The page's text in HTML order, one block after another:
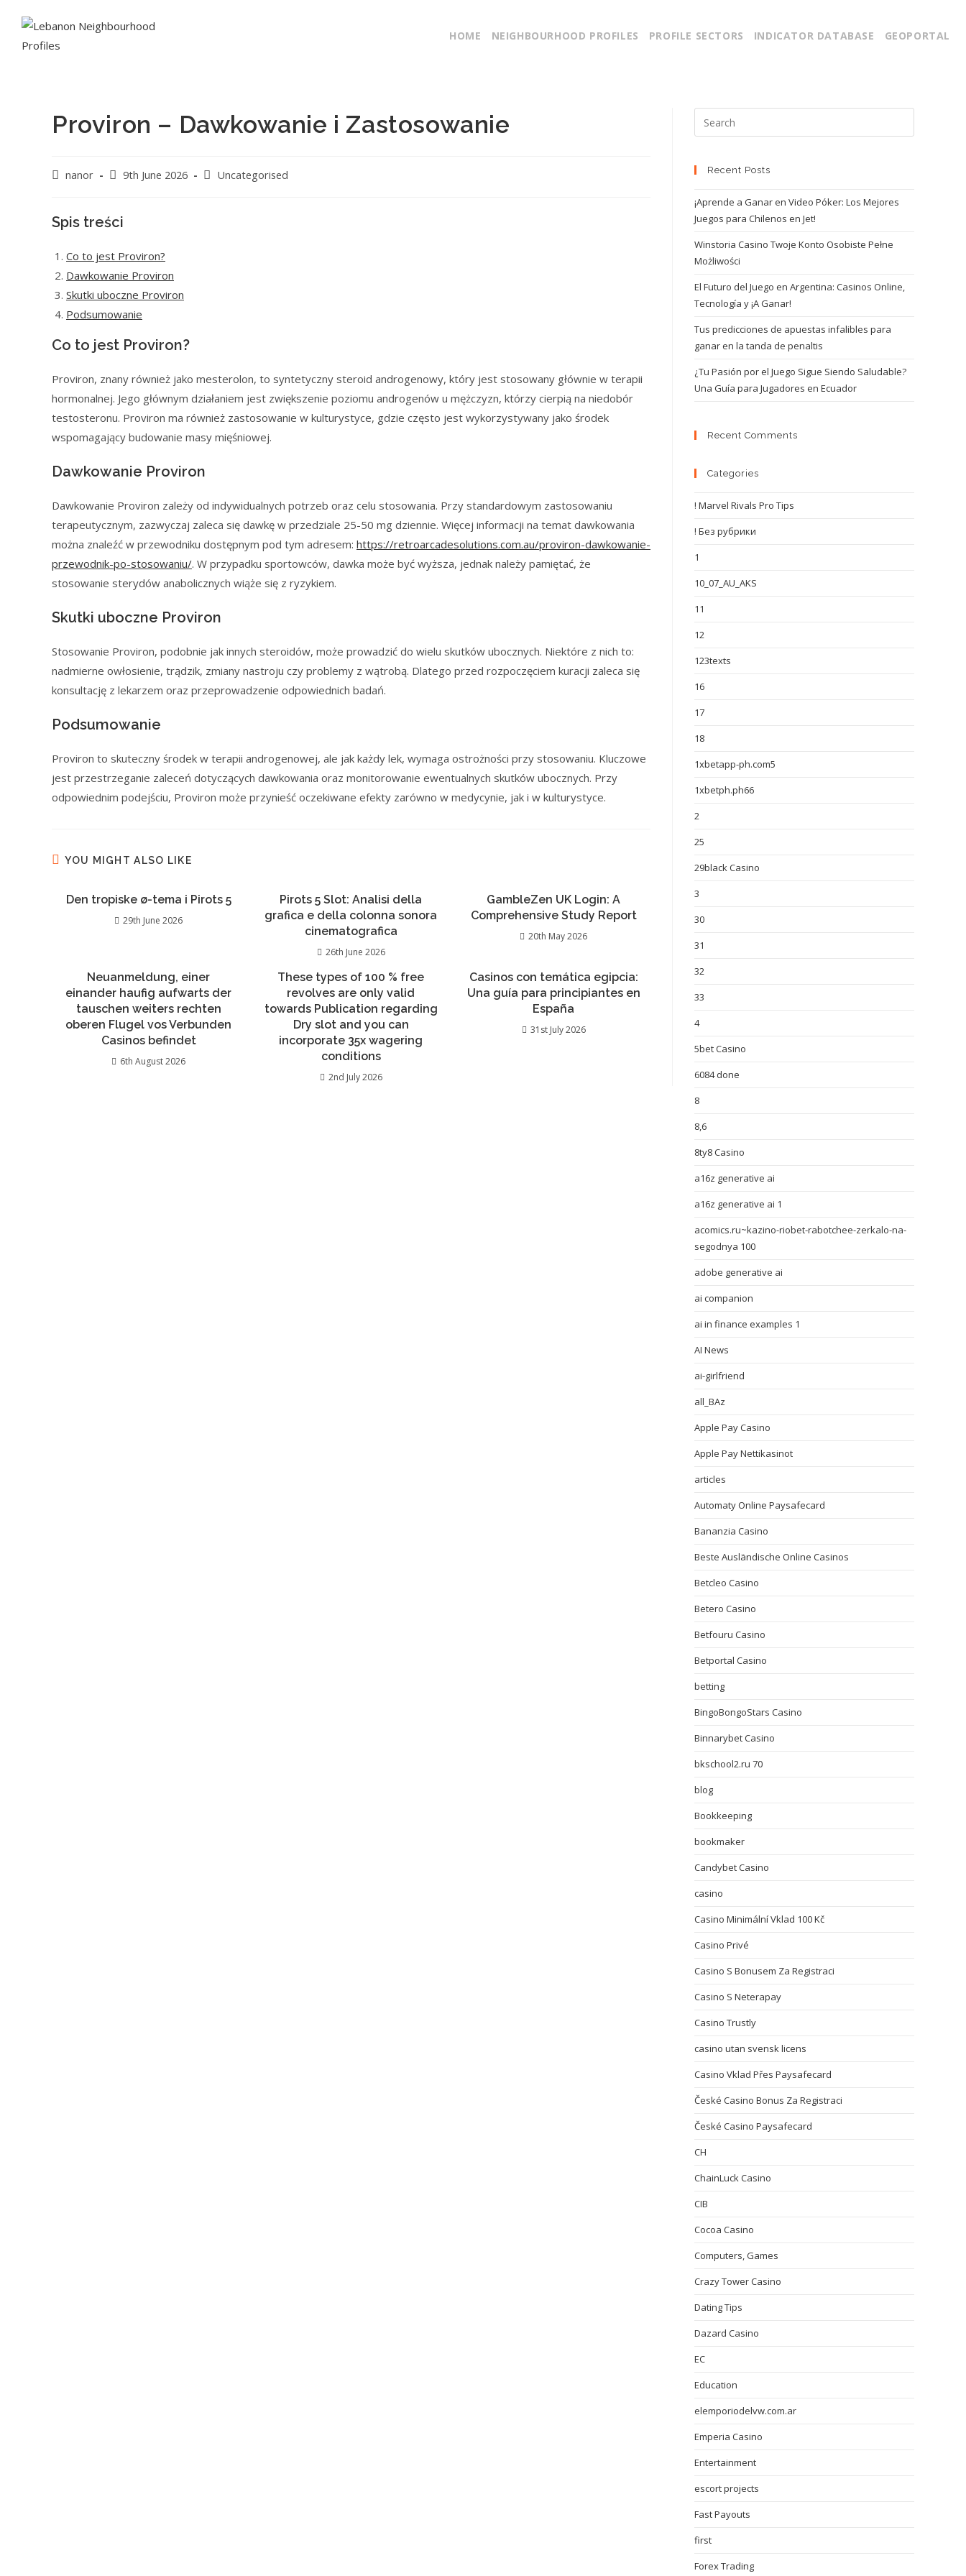
HOME NEIGHBOURHOOD PROFILES PROFILE SECTORS INDICATOR DATABASE GEOPORTAL
Proviron – Dawkowanie i Zastosowanie
nanor 9th June 2026 Uncategorised
Spis treści
Co to jest Proviron?
Dawkowanie Proviron
Skutki uboczne Proviron
Podsumowanie
Co to jest Proviron?
Proviron, znany również jako mesterolon, to syntetyczny steroid androgenowy, który jest stosowany głównie w terapii
hormonalnej. Jego głównym działaniem jest zwiększenie poziomu androgenów u mężczyzn, którzy cierpią na niedobór
testosteronu. Proviron ma również zastosowanie w kulturystyce, gdzie często jest wykorzystywany jako środek
wspomagający budowanie masy mięśniowej.
Dawkowanie Proviron
Dawkowanie Proviron zależy od indywidualnych potrzeb oraz celu stosowania. Przy standardowym zastosowaniu
terapeutycznym, zazwyczaj zaleca się dawkę w przedziale 25-50 mg dziennie. Więcej informacji na temat dawkowania
można znaleźć w przewodniku dostępnym pod tym adresem: https://retroarcadesolutions.com.au/proviron-dawkowanie-
przewodnik-po-stosowaniu/. W przypadku sportowców, dawka może być wyższa, jednak należy pamiętać, że
stosowanie sterydów anabolicznych wiąże się z ryzykiem.
Skutki uboczne Proviron
Stosowanie Proviron, podobnie jak innych steroidów, może prowadzić do wielu skutków ubocznych. Niektóre z nich to:
nadmierne owłosienie, trądzik, zmiany nastroju czy problemy z wątrobą. Dlatego przed rozpoczęciem kuracji zaleca się
konsultację z lekarzem oraz przeprowadzenie odpowiednich badań.
Podsumowanie
Proviron to skuteczny środek w terapii androgenowej, ale jak każdy lek, wymaga ostrożności przy stosowaniu. Kluczowe
jest przestrzeganie zaleceń dotyczących dawkowania oraz monitorowanie ewentualnych skutków ubocznych. Przy
odpowiednim podejściu, Proviron może przynieść oczekiwane efekty zarówno w medycynie, jak i w kulturystyce.
YOU MIGHT ALSO LIKE
Den tropiske ø-tema i Pirots 5
29th June 2026
Pirots 5 Slot: Analisi della
grafica e della colonna sonora
cinematografica
26th June 2026
GambleZen UK Login: A
Comprehensive Study Report
20th May 2026
Neuanmeldung, einer
einander haufig aufwarts der
tauschen weiters rechten
oberen Flugel vos Verbunden
Casinos befindet
6th August 2026
These types of 100 % free
revolves are only valid
towards Publication regarding
Dry slot and you can
incorporate 35x wagering
conditions
2nd July 2026
Casinos con temática egipcia:
Una guía para principiantes en
España
31st July 2026
Recent Posts
¡Aprende a Ganar en Video Póker: Los Mejores
Juegos para Chilenos en Jet!
Winstoria Casino Twoje Konto Osobiste Pełne
Możliwości
El Futuro del Juego en Argentina: Casinos Online,
Tecnología y ¡A Ganar!
Tus predicciones de apuestas infalibles para
ganar en la tanda de penaltis
¿Tu Pasión por el Juego Sigue Siendo Saludable?
Una Guía para Jugadores en Ecuador
Recent Comments
Categories
! Marvel Rivals Pro Tips
! Без рубрики
1
10_07_AU_AKS
11
12
123texts
16
17
18
1xbetapp-ph.com5
1xbetph.ph66
2
25
29black Casino
3
30
31
32
33
4
5bet Casino
6084 done
8
8,6
8ty8 Casino
a16z generative ai
a16z generative ai 1
acomics.ru~kazino-riobet-rabotchee-zerkalo-na-
segodnya 100
adobe generative ai
ai companion
ai in finance examples 1
AI News
ai-girlfriend
all_BAz
Apple Pay Casino
Apple Pay Nettikasinot
articles
Automaty Online Paysafecard
Bananzia Casino
Beste Ausländische Online Casinos
Betcleo Casino
Betero Casino
Betfouru Casino
Betportal Casino
betting
BingoBongoStars Casino
Binnarybet Casino
bkschool2.ru 70
blog
Bookkeeping
bookmaker
Candybet Casino
casino
Casino Minimální Vklad 100 Kč
Casino Privé
Casino S Bonusem Za Registraci
Casino S Neterapay
Casino Trustly
casino utan svensk licens
Casino Vklad Přes Paysafecard
České Casino Bonus Za Registraci
České Casino Paysafecard
CH
ChainLuck Casino
CIB
Cocoa Casino
Computers, Games
Crazy Tower Сasino
Dating Tips
Dazard Casino
EC
Education
elemporiodelvw.com.ar
Emperia Casino
Entertainment
escort projects
Fast Payouts
first
Forex Trading